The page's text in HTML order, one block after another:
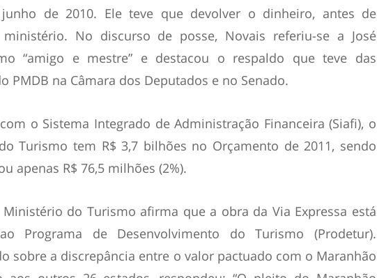
de 2010. Ele teve que devolver o dinheiro, antes de
No discurso de posse, Novais referiu-se a José
“amigo e mestre” e destacou o respaldo que teve das
PMDB na Câmara dos Deputados e no Senado.
o Sistema Integrado de Administração Financeira (Siafi), o
Turismo tem R$ 3,7 bilhões no Orçamento de 2011, sendo
apenas R$ 76,5 milhões (2%).
do Turismo afirma que a obra da Via Expressa está
Programa de Desenvolvimento do Turismo (Prodetur).
sobre a discrepância entre o valor pactuado com o Maranhão